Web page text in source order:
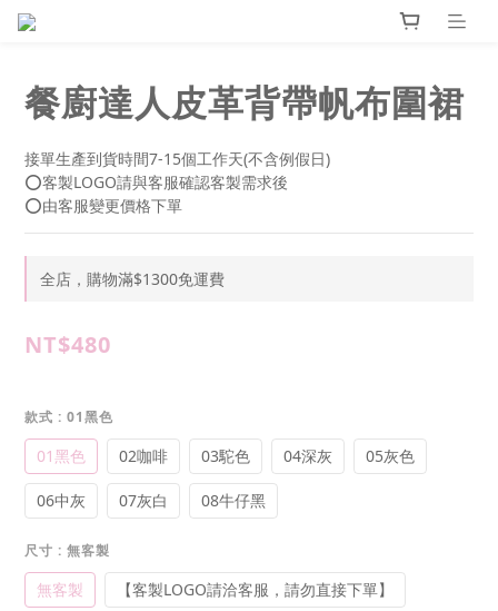
餐廚達人皮革背帶帆布圍裙
接單生產到貨時間7-15個工作天(不含例假日)
⭕客製LOGO請與客服確認客製需求後
⭕由客服變更價格下單
全店，購物滿$1300免運費
NT$480
款式 : 01黑色
01黑色 02咖啡 03駝色 04深灰 05灰色
06中灰 07灰白 08牛仔黑
尺寸 : 無客製
無客製 【客製LOGO請洽客服，請勿直接下單】